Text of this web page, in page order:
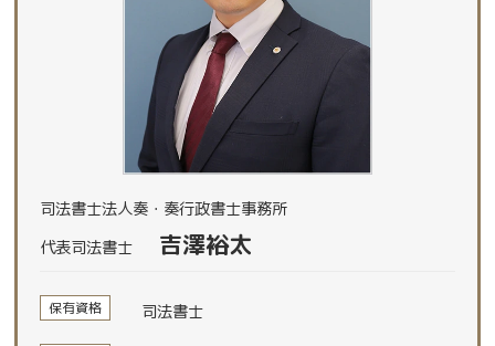
司法書士法人奏・奏行政書士事務所
代表司法書士
吉澤裕太
保有資格 司法書士